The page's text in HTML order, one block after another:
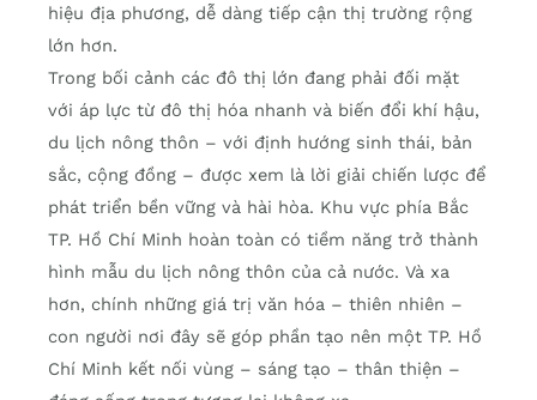
hiệu địa phương, dễ dàng tiếp cận thị trường rộng
lớn hơn.
Trong bối cảnh các đô thị lớn đang phải đối mặt
với áp lực từ đô thị hóa nhanh và biến đổi khí hậu,
du lịch nông thôn – với định hướng sinh thái, bản
sắc, cộng đồng – được xem là lời giải chiến lược để
phát triển bền vững và hài hòa. Khu vực phía Bắc
TP. Hồ Chí Minh hoàn toàn có tiềm năng trở thành
hình mẫu du lịch nông thôn của cả nước. Và xa
hơn, chính những giá trị văn hóa – thiên nhiên –
con người nơi đây sẽ góp phần tạo nên một TP. Hồ
Chí Minh kết nối vùng – sáng tạo – thân thiện –